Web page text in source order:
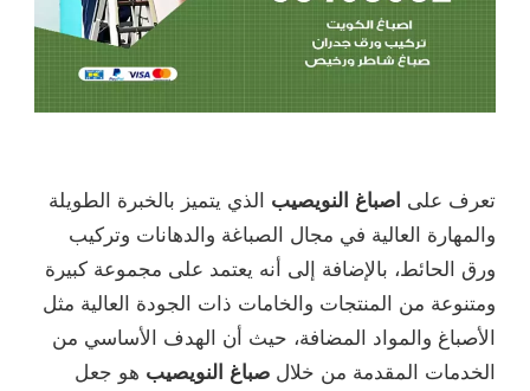
تعرف على اصباغ النويصيب الذي يتميز بالخبرة الطويلة
والمهارة العالية في مجال الصباغة والدهانات وتركيب
ورق الحائط، بالإضافة إلى أنه يعتمد على مجموعة كبيرة
ومتنوعة من المنتجات والخامات ذات الجودة العالية مثل
الأصباغ والمواد المضافة، حيث أن الهدف الأساسي من
الخدمات المقدمة من خلال صباغ النويصيب هو جعل